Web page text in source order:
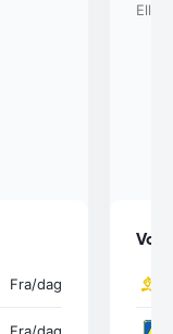
Fra/dag
Fra/dag
Eller